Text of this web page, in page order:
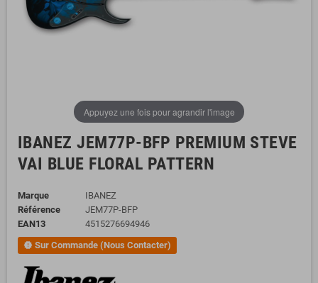
Appuyez une fois pour agrandir l'image
IBANEZ JEM77P-BFP PREMIUM STEVE
VAI BLUE FLORAL PATTERN
Marque
IBANEZ
Référence
JEM77P-BFP
EAN13
4515276694946
new_releases Sur Commande (Nous Contacter)